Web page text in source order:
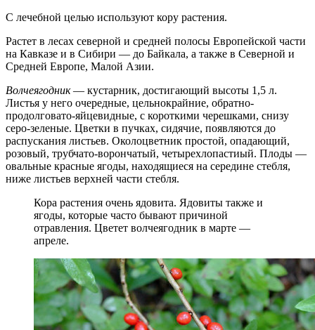
С лечебной целью используют кору растения.
Растет в лесах северной и средней полосы Европейской части
на Кавказе и в Сибири — до Байкала, а также в Северной и
Средней Европе, Малой Азии.
Волчеягодник— кустарник, достигающий высоты 1,5 л.
Листья у него очередные, цельнокрайние, обратно-
продолговато-яйцевидные, с короткими черешками, снизу
серо-зеленые. Цветки в пучках, сидячие, появляются до
распускания листьев. Околоцветник простой, опадающий,
розовый, трубчато-ворончатый, четырехлопастиый. Плоды —
овальные красные ягоды, находящиеся на середине стебля,
ниже листьев верхней части стебля.
Кора растения очень ядовита. Ядовиты также и
ягоды, которые часто бывают причиной
отравления. Цветет волчеягодник в марте —
апреле.